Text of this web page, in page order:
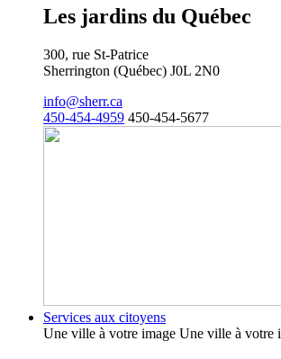
Les jardins du Québec
300, rue St-Patrice
Sherrington (Québec) J0L 2N0
info@sherr.ca
450-454-4959 450-454-5677
Services aux citoyens
Une ville à votre image Une ville à votre